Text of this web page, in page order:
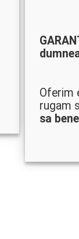
Oferim
rugam
sa